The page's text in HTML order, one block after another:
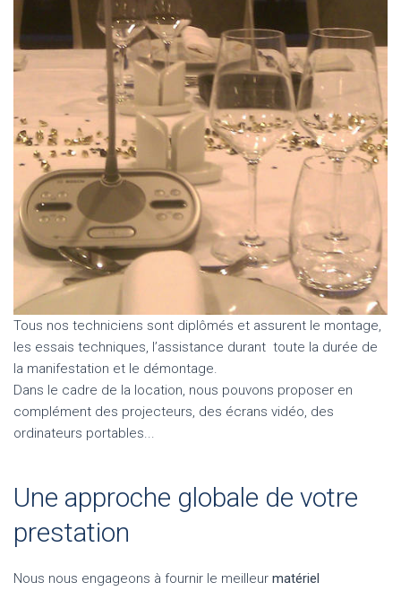
Tous nos techniciens sont diplômés et assurent le montage,
les essais techniques, l’assistance durant toute la durée de
la manifestation et le démontage.
Dans le cadre de la location, nous pouvons proposer en
complément des projecteurs, des écrans vidéo, des
ordinateurs portables...
Une approche globale de votre
prestation
Nous nous engageons à fournir le meilleur matériel